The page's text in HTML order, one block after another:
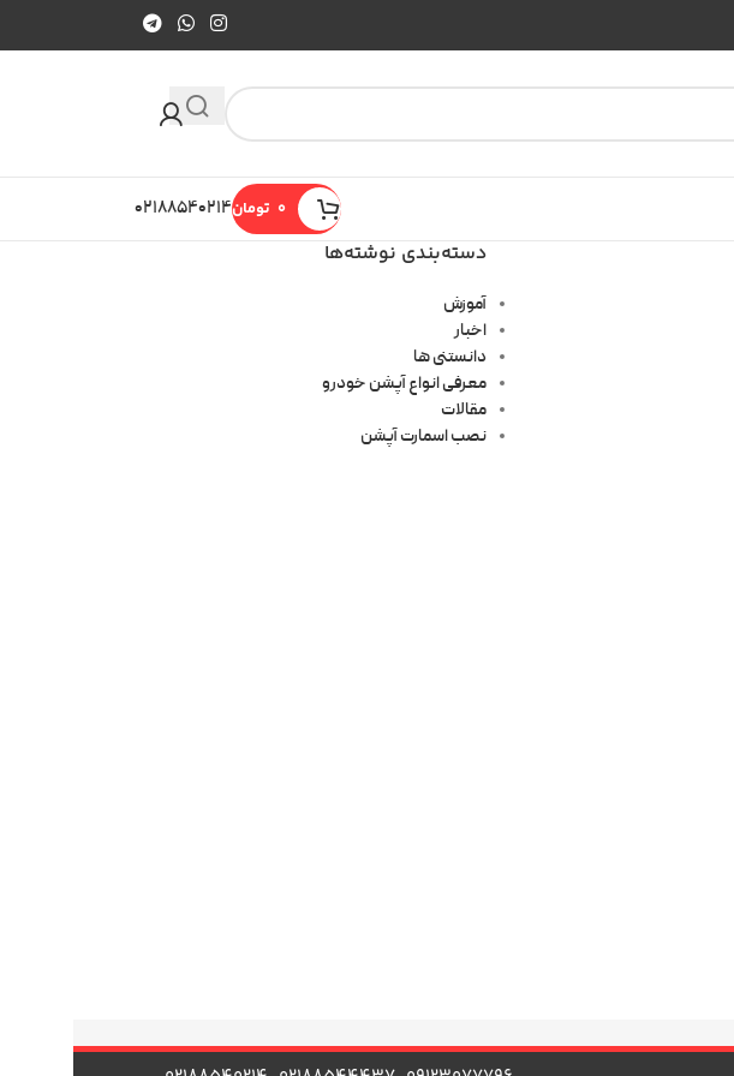
تومان۰۲۱۸۸۵۴۰۲۱۴
دسته‌بندی نوشته‌ها
آموزش
اخبار
دانستنی ها
معرفی انواع آپشن خودرو
مقالات
نصب اسمارت آپشن